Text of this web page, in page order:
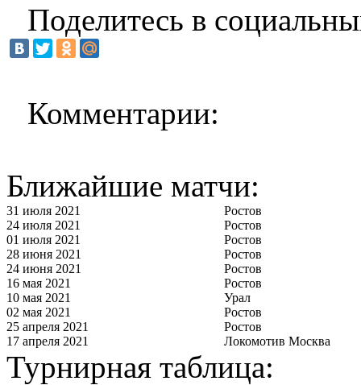
Поделитесь в
Комментарии:
Ближайшие матчи:
31 июля 2021
Ростов
24 июля 2021
Ростов
01 июля 2021
Ростов
28 июня 2021
Ростов
24 июня 2021
Ростов
16 мая 2021
Ростов
10 мая 2021
Урал
02 мая 2021
Ростов
25 апреля 2021
Ростов
17 апреля 2021
Локомотив Москва
Турнирная таблица: